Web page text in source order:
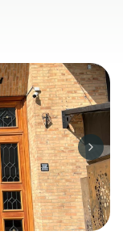
Next